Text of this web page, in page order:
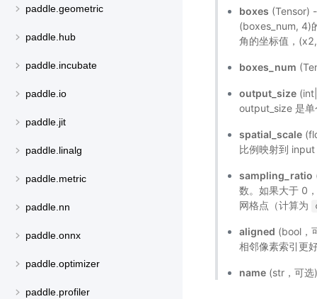
paddle.geometric
paddle.hub
paddle.incubate
paddle.io
paddle.jit
paddle.linalg
paddle.metric
paddle.nn
paddle.onnx
paddle.optimizer
paddle.profiler
boxes (Tensor)
(boxes_num, 4)
角的坐标值，
boxes_num
output_size
output_size 是
spatial_scale
比例映射到
sampling_ratio
数。如果大于 0
网格点（计算为
aligned (bool，
相邻像素索引更
name (str，可